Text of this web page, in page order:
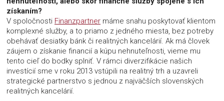
získaním?
V spoločnosti Finanzpartner máme snahu poskytovať klientom
komplexné služby, a to priamo z jedného miesta, bez potreby
obehávať desiatky bánk či realitných kancelárií. Ak má človek
záujem o získanie financií a kúpu nehnuteľnosti, vieme mu
tento cieľ do bodky splniť. V rámci diverzifikácie našich
investícií sme v roku 2013 vstúpili na realitný trh a uzavreli
strategické partnerstvo s jednou z najväčších slovenských
realitných kancelárií.